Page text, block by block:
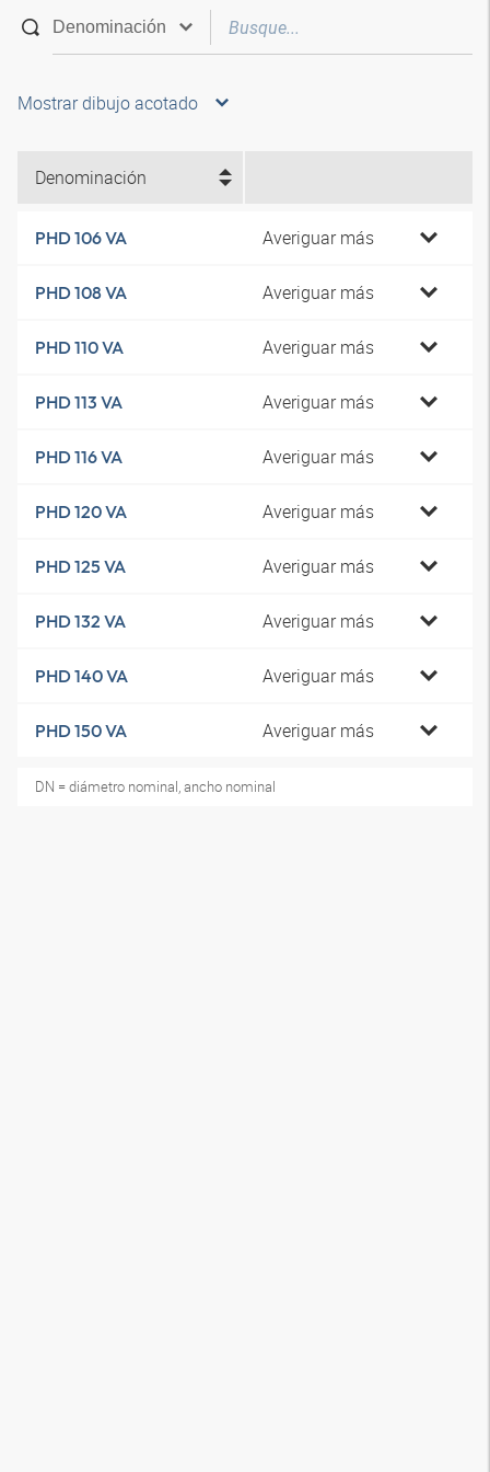
Mostrar dibujo acotado
Denominación
PHD 106 VA Averiguar más
PHD 108 VA Averiguar más
PHD 110 VA Averiguar más
PHD 113 VA Averiguar más
PHD 116 VA Averiguar más
PHD 120 VA Averiguar más
PHD 125 VA Averiguar más
PHD 132 VA Averiguar más
PHD 140 VA Averiguar más
PHD 150 VA Averiguar más
DN = diámetro nominal, ancho nominal